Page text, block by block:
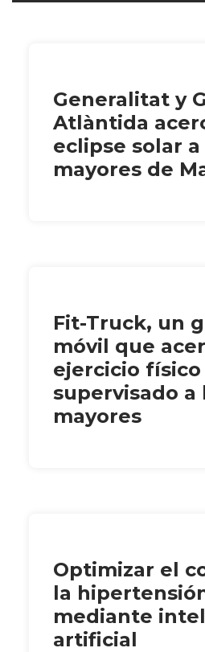
Generalitat y
Atlàntida
eclipse solar a
mayores de
Fit-Truck, un
móvil que
ejercicio físico
supervisado a
mayores
Optimizar el
la
mediante
artificial